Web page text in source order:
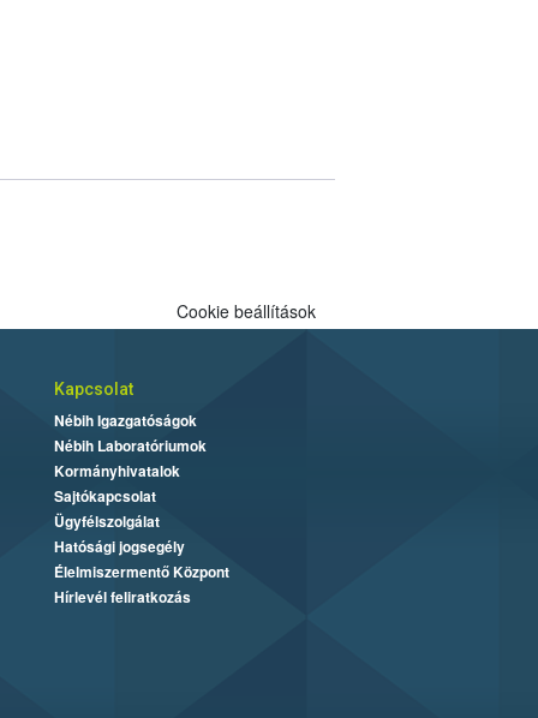
Cookie beállítások
Kapcsolat
Nébih Igazgatóságok
Nébih Laboratóriumok
Kormányhivatalok
Sajtókapcsolat
Ügyfélszolgálat
Hatósági jogsegély
Élelmiszermentő Központ
Hírlevél feliratkozás